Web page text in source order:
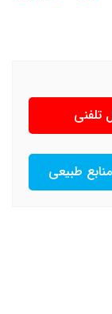
تلفنی
طبیعی